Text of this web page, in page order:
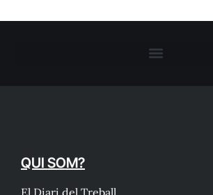
QUI SOM?
El Diari del Treball